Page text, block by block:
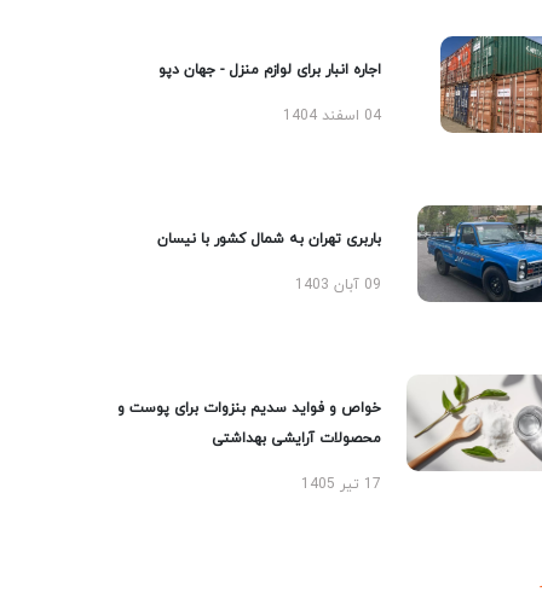
اجاره انبار برای لوازم منزل - جهان دپو
04 اسفند 1404
باربری تهران به شمال کشور با نیسان
09 آبان 1403
خواص و فواید سدیم بنزوات برای پوست و
محصولات آرایشی بهداشتی
17 تیر 1405